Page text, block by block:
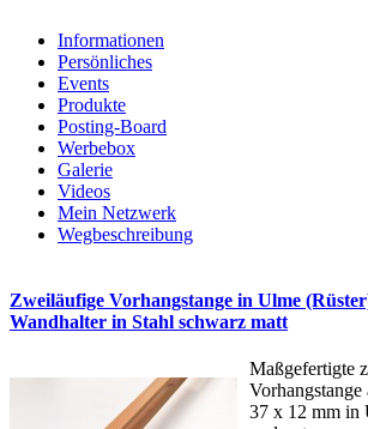
Informationen
Persönliches
Events
Produkte
Posting-Board
Werbebox
Galerie
Videos
Mein Netzwerk
Wegbeschreibung
Zweiläufige Vorhangstange in Ulme
Wandhalter in Stahl schwarz matt
Maßgefertigte
37 x 12 mm in